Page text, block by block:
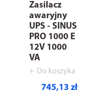
Zasilacz
awaryjny
UPS - SINUS
PRO 1000 E
12V 1000
VA
Do koszyka
745,13 zł